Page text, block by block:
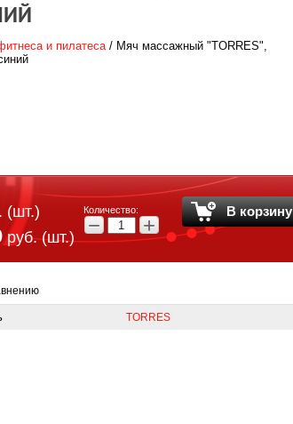
и пилатеса/ Мяч массажный "TORRES",
(шт.)
руб. (шт.)
Количество:
− +
В корзину
TORRES